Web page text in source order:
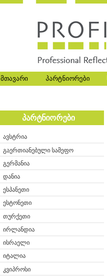
მთავარი პარტნიორები
პარტნიორები
ავსტრია
გაერთიანებული სამეფო
გერმანია
დანია
ესპანეთი
ესტონეთი
თურქეთი
ირლანდია
ისრაელი
იტალია
კვიპროსი